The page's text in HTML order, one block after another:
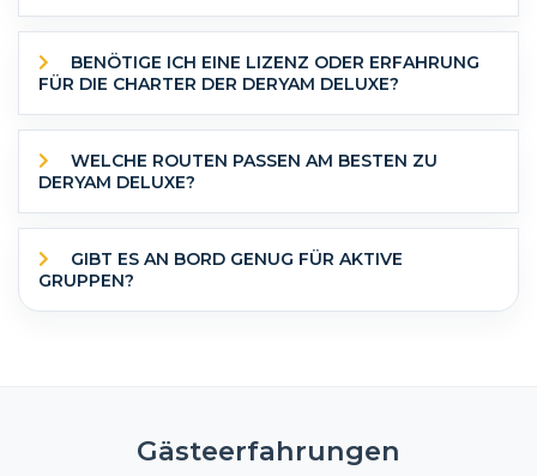
FÜR DIE CHARTER DER DERYAM DELUXE?
DERYAM DELUXE?
GRUPPEN?
Gästeerfahrungen